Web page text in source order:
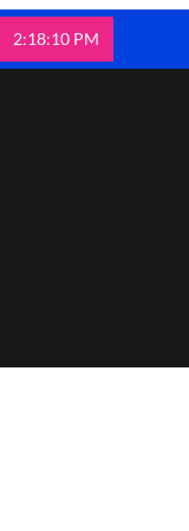
2:18:11 PM